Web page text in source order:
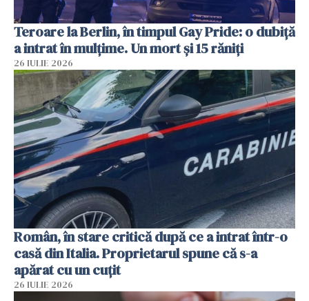
Teroare la Berlin, în timpul Gay Pride: o dubiță
a intrat în mulțime. Un mort și 15 răniți
26 IULIE 2026
Român, în stare critică după ce a intrat într-o
casă din Italia. Proprietarul spune că s-a
apărat cu un cuțit
26 IULIE 2026